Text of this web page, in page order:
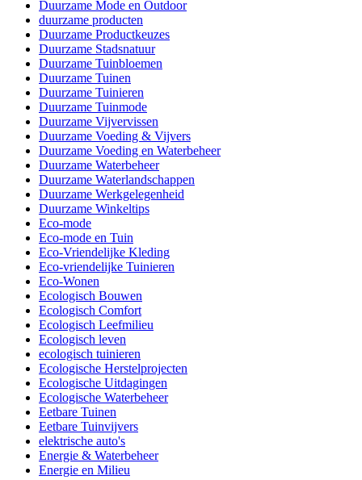
Duurzame Mode en Outdoor
duurzame producten
Duurzame Productkeuzes
Duurzame Stadsnatuur
Duurzame Tuinbloemen
Duurzame Tuinen
Duurzame Tuinieren
Duurzame Tuinmode
Duurzame Vijvervissen
Duurzame Voeding & Vijvers
Duurzame Voeding en Waterbeheer
Duurzame Waterbeheer
Duurzame Waterlandschappen
Duurzame Werkgelegenheid
Duurzame Winkeltips
Eco-mode
Eco-mode en Tuin
Eco-Vriendelijke Kleding
Eco-vriendelijke Tuinieren
Eco-Wonen
Ecologisch Bouwen
Ecologisch Comfort
Ecologisch Leefmilieu
Ecologisch leven
ecologisch tuinieren
Ecologische Herstelprojecten
Ecologische Uitdagingen
Ecologische Waterbeheer
Eetbare Tuinen
Eetbare Tuinvijvers
elektrische auto's
Energie & Waterbeheer
Energie en Milieu